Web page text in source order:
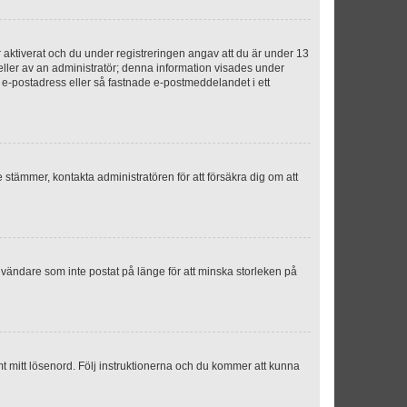
och du under registreringen angav att du är under 13
av an administratör; denna information visades under
postadress eller så fastnade e-postmeddelandet i ett
kontakta administratören för att försäkra dig om att
som inte postat på länge för att minska storleken på
lösenord. Följ instruktionerna och du kommer att kunna